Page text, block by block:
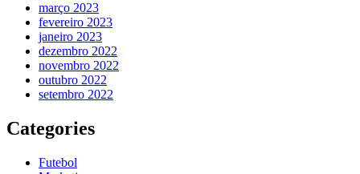
março 2023
fevereiro 2023
janeiro 2023
dezembro 2022
novembro 2022
outubro 2022
setembro 2022
Categories
Futebol